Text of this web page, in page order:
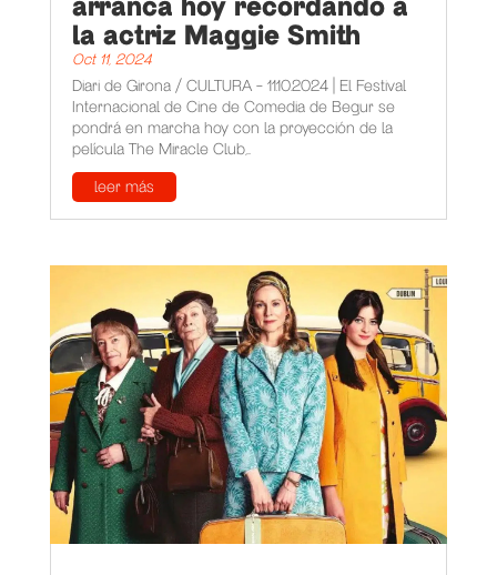
arranca hoy recordando a
la actriz Maggie Smith
Oct 11, 2024
Diari de Girona / CULTURA - 11.10.2024 | El Festival
Internacional de Cine de Comedia de Begur se
pondrá en marcha hoy con la proyección de la
película The Miracle Club,...
leer más